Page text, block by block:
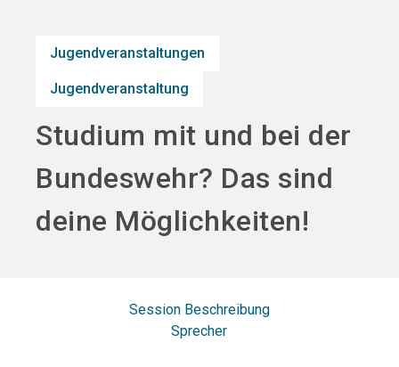
Jugendveranstaltungen
Jugendveranstaltung
Studium mit und bei der
Bundeswehr? Das sind
deine Möglichkeiten!
Session Beschreibung
Sprecher